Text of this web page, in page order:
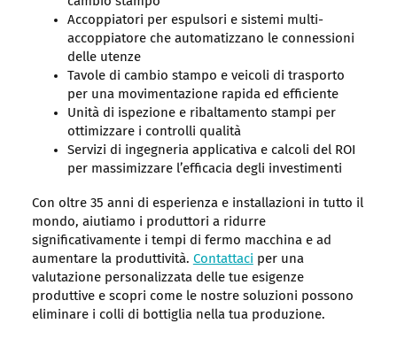
Accoppiatori per espulsori e sistemi multi-
accoppiatore che automatizzano le connessioni
delle utenze
Tavole di cambio stampo e veicoli di trasporto
per una movimentazione rapida ed efficiente
Unità di ispezione e ribaltamento stampi per
ottimizzare i controlli qualità
Servizi di ingegneria applicativa e calcoli del ROI
per massimizzare l’efficacia degli investimenti
Con oltre 35 anni di esperienza e installazioni in tutto il
mondo, aiutiamo i produttori a ridurre
significativamente i tempi di fermo macchina e ad
aumentare la produttività. Contattaci per una
valutazione personalizzata delle tue esigenze
produttive e scopri come le nostre soluzioni possono
eliminare i colli di bottiglia nella tua produzione.